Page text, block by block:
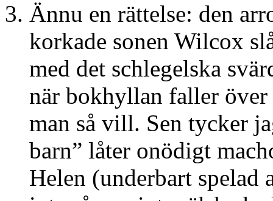
Ännu en rättelse: den
korkade sonen Wilcox
med det schlegelska
när bokhyllan faller
man så vill. Sen tycker
barn” låter onödigt
Helen (underbart spelad